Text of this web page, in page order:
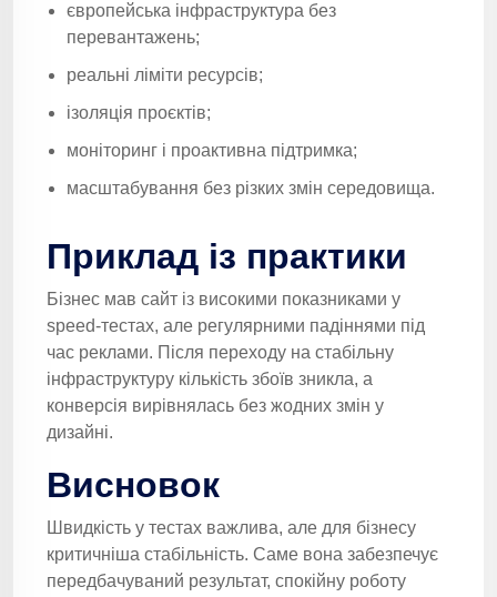
європейська інфраструктура без
перевантажень;
реальні ліміти ресурсів;
ізоляція проєктів;
моніторинг і проактивна підтримка;
масштабування без різких змін середовища.
Приклад із практики
Бізнес мав сайт із високими показниками у
speed-тестах, але регулярними падіннями під
час реклами. Після переходу на стабільну
інфраструктуру кількість збоїв зникла, а
конверсія вирівнялась без жодних змін у
дизайні.
Висновок
Швидкість у тестах важлива, але для бізнесу
критичніша стабільність. Саме вона забезпечує
передбачуваний результат, спокійну роботу